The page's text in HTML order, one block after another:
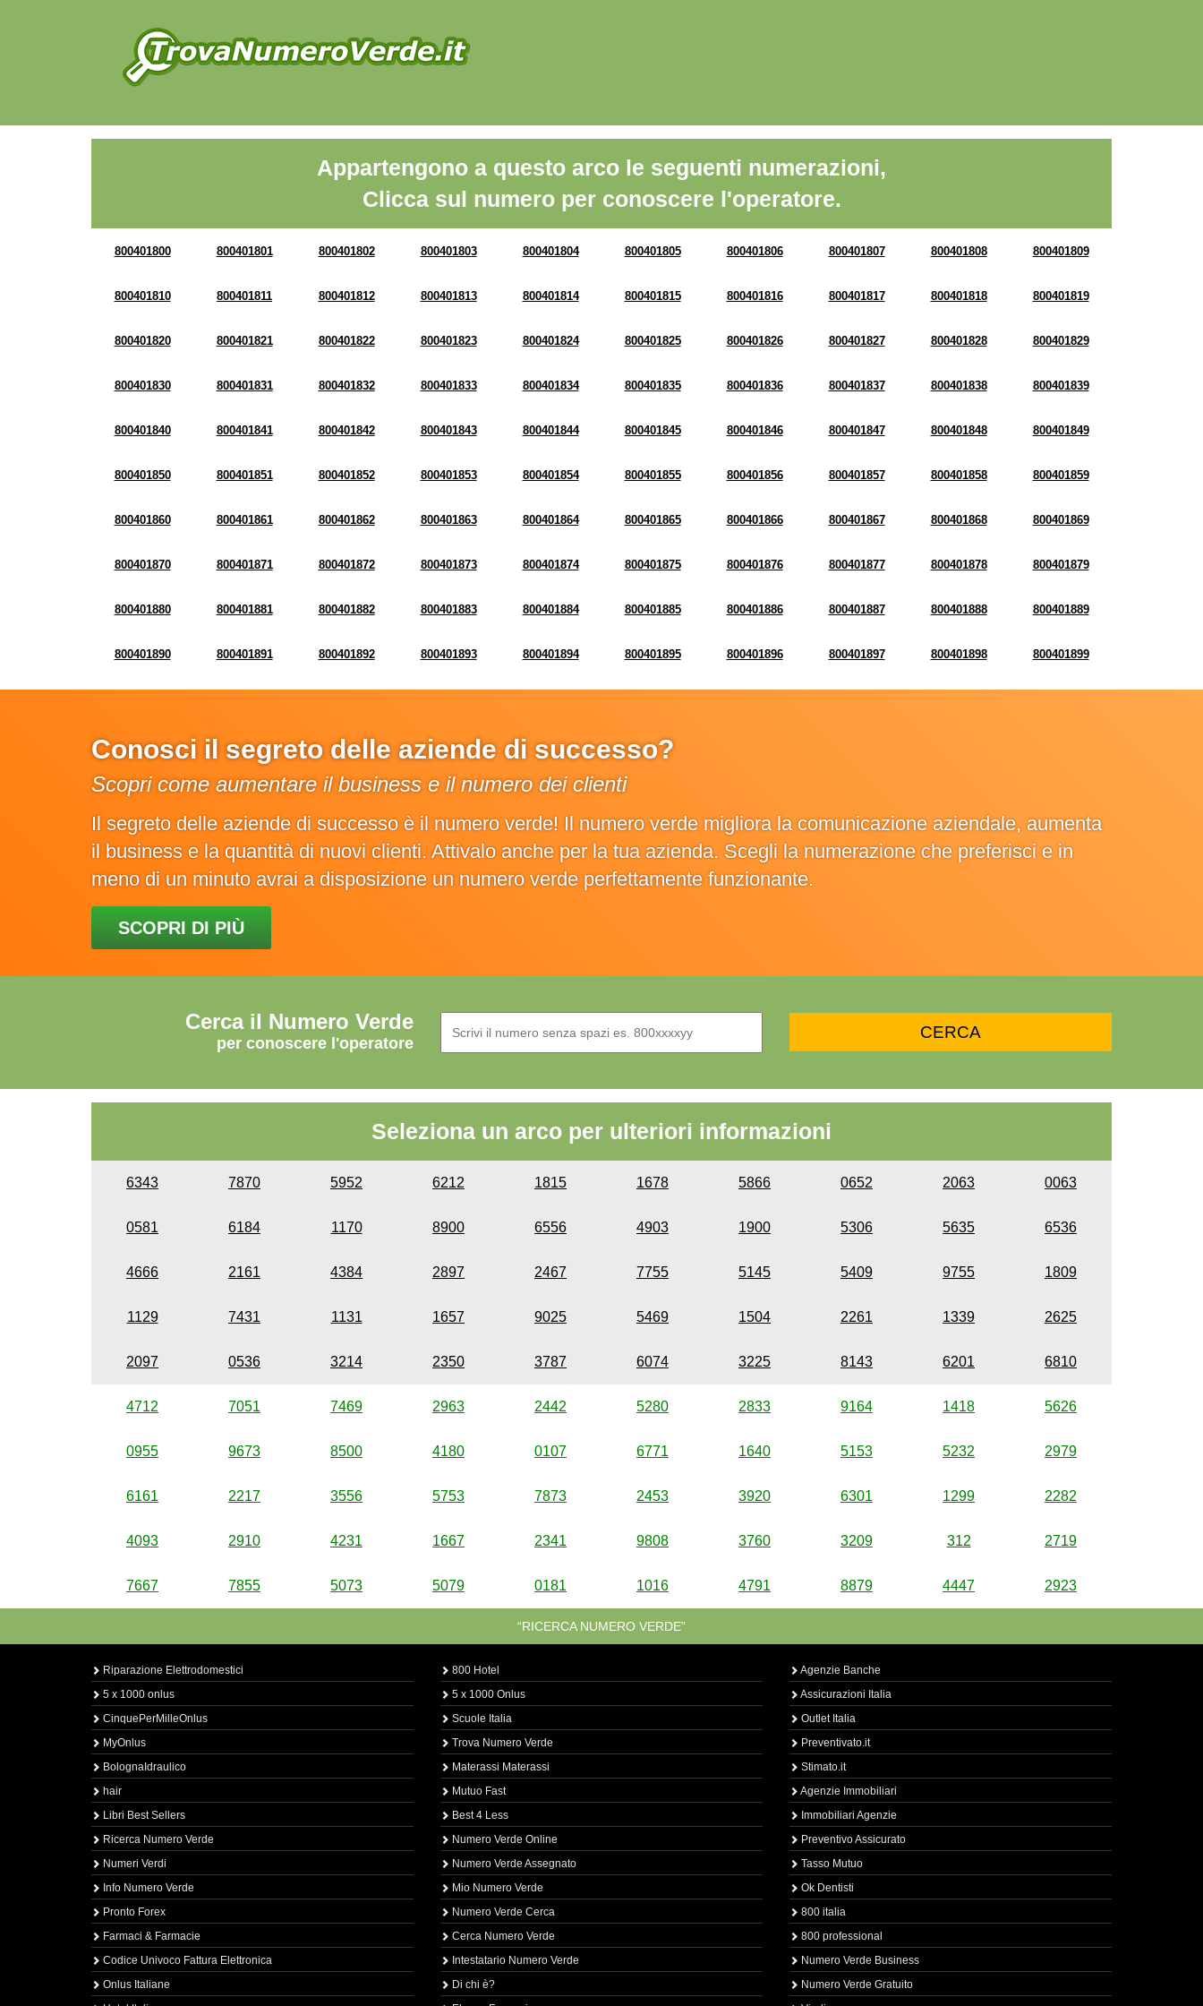
Appartengono a questo arco le seguenti numerazioni,
Clicca sul numero per conoscere l'operatore.
800401800 800401801 800401802 800401803 800401804 800401805 800401806 800401807 800401808 800401809
800401810 800401811 800401812 800401813 800401814 800401815 800401816 800401817 800401818 800401819
800401820 800401821 800401822 800401823 800401824 800401825 800401826 800401827 800401828 800401829
800401830 800401831 800401832 800401833 800401834 800401835 800401836 800401837 800401838 800401839
800401840 800401841 800401842 800401843 800401844 800401845 800401846 800401847 800401848 800401849
800401850 800401851 800401852 800401853 800401854 800401855 800401856 800401857 800401858 800401859
800401860 800401861 800401862 800401863 800401864 800401865 800401866 800401867 800401868 800401869
800401870 800401871 800401872 800401873 800401874 800401875 800401876 800401877 800401878 800401879
800401880 800401881 800401882 800401883 800401884 800401885 800401886 800401887 800401888 800401889
800401890 800401891 800401892 800401893 800401894 800401895 800401896 800401897 800401898 800401899
Conosci il segreto delle aziende di successo?
Scopri come aumentare il business e il numero dei clienti
Il segreto delle aziende di successo è il numero verde! Il numero verde migliora la comunicazione aziendale, aumenta
il business e la quantità di nuovi clienti. Attivalo anche per la tua azienda. Scegli la numerazione che preferisci e in
meno di un minuto avrai a disposizione un numero verde perfettamente funzionante.
SCOPRI DI PIÙ
Cerca il Numero Verde
per conoscere l'operatore
Seleziona un arco per ulteriori informazioni
6343 7870 5952 6212 1815 1678 5866 0652 2063 0063
0581 6184 1170 8900 6556 4903 1900 5306 5635 6536
4666 2161 4384 2897 2467 7755 5145 5409 9755 1809
1129 7431 1131 1657 9025 5469 1504 2261 1339 2625
2097 0536 3214 2350 3787 6074 3225 8143 6201 6810
4712 7051 7469 2963 2442 5280 2833 9164 1418 5626
0955 9673 8500 4180 0107 6771 1640 5153 5232 2979
6161 2217 3556 5753 7873 2453 3920 6301 1299 2282
4093 2910 4231 1667 2341 9808 3760 3209 312 2719
7667 7855 5073 5079 0181 1016 4791 8879 4447 2923
“RICERCA NUMERO VERDE”
Riparazione Elettrodomestici
5 x 1000 onlus
CinquePerMilleOnlus
MyOnlus
BolognaIdraulico
hair
Libri Best Sellers
Ricerca Numero Verde
Numeri Verdi
Info Numero Verde
Pronto Forex
Farmaci & Farmacie
Codice Univoco Fattura Elettronica
Onlus Italiane
800 Hotel
5 x 1000 Onlus
Scuole Italia
Trova Numero Verde
Materassi Materassi
Mutuo Fast
Best 4 Less
Numero Verde Online
Numero Verde Assegnato
Mio Numero Verde
Numero Verde Cerca
Cerca Numero Verde
Intestatario Numero Verde
Di chi è?
Agenzie Banche
Assicurazioni Italia
Outlet Italia
Preventivato.it
Stimato.it
Agenzie Immobiliari
Immobiliari Agenzie
Preventivo Assicurato
Tasso Mutuo
Ok Dentisti
800 italia
800 professional
Numero Verde Business
Numero Verde Gratuito